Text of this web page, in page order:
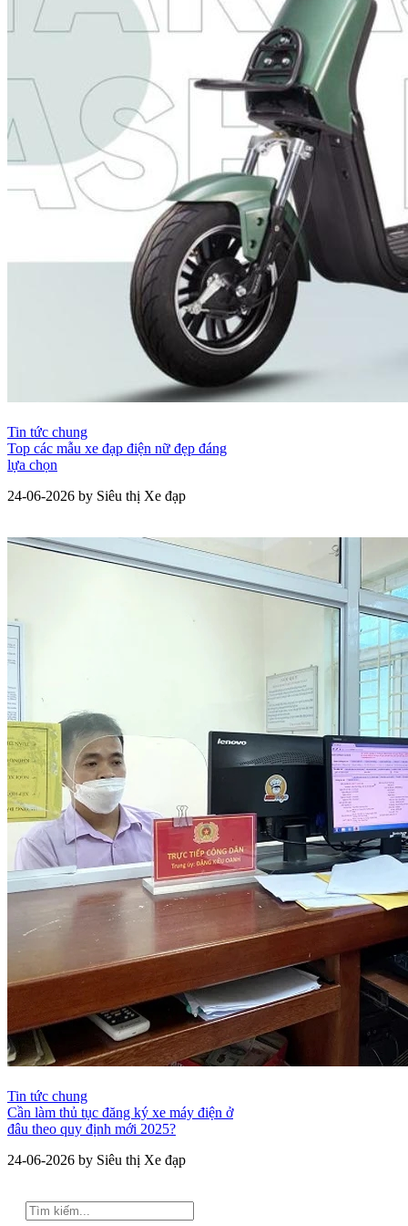
Tin tức chung
Top các mẫu xe đạp điện nữ đẹp đáng
lựa chọn
24-06-2026 by Siêu thị Xe đạp
Tin tức chung
Cần làm thủ tục đăng ký xe máy điện ở
đâu theo quy định mới 2025?
24-06-2026 by Siêu thị Xe đạp